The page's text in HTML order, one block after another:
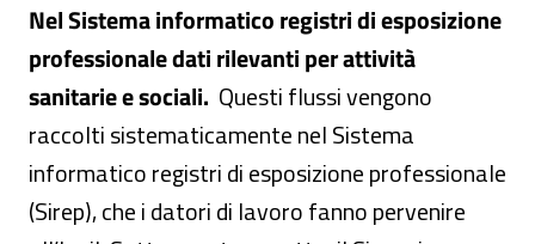
Nel Sistema informatico registri di esposizione
professionale dati rilevanti per attività
sanitarie e sociali. Questi flussi vengono
raccolti sistematicamente nel Sistema
informatico registri di esposizione professionale
(Sirep), che i datori di lavoro fanno pervenire